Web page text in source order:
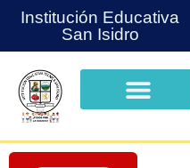
Institución Educativa
San Isidro